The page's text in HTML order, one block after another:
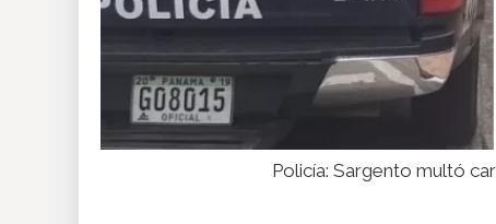
Policía: Sargento multó